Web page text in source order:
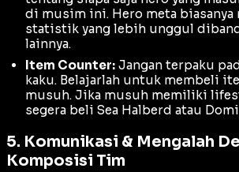
di musim ini. Hero meta
statistik yang lebih unggul
lainnya.
Item Counter: Jangan terpaku
kaku. Belajarlah untuk membeli
musuh. Jika musuh memiliki
segera beli Sea Halberd atau
5. Komunikasi & Mengalah
Komposisi Tim